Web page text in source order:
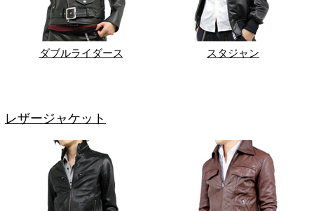
ダブルライダース スタジャン
レザージャケット